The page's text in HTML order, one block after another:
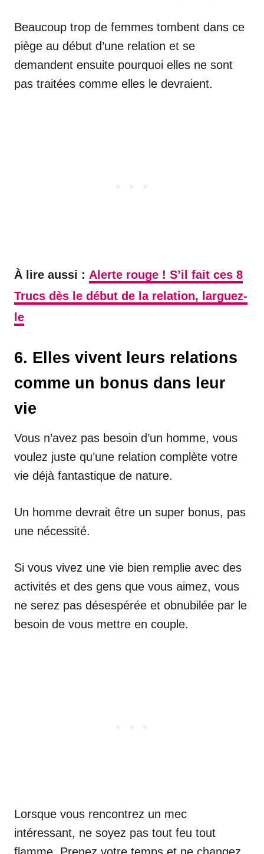
Beaucoup trop de femmes tombent dans ce
piège au début d’une relation et se
demandent ensuite pourquoi elles ne sont
pas traitées comme elles le devraient.
À lire aussi : Alerte rouge ! S’il fait ces 8
Trucs dès le début de la relation, larguez-
le
6. Elles vivent leurs relations
comme un bonus dans leur
vie
Vous n’avez pas besoin d’un homme, vous
voulez juste qu’une relation complète votre
vie déjà fantastique de nature.
Un homme devrait être un super bonus, pas
une nécessité.
Si vous vivez une vie bien remplie avec des
activités et des gens que vous aimez, vous
ne serez pas désespérée et obnubilée par le
besoin de vous mettre en couple.
Lorsque vous rencontrez un mec
intéressant, ne soyez pas tout feu tout